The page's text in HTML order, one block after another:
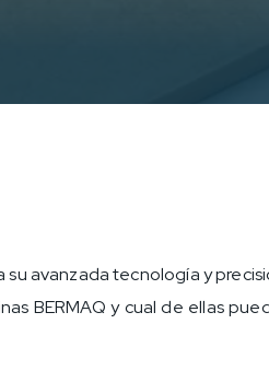
avanzada tecnología y
BERMAQ y cual de ellas